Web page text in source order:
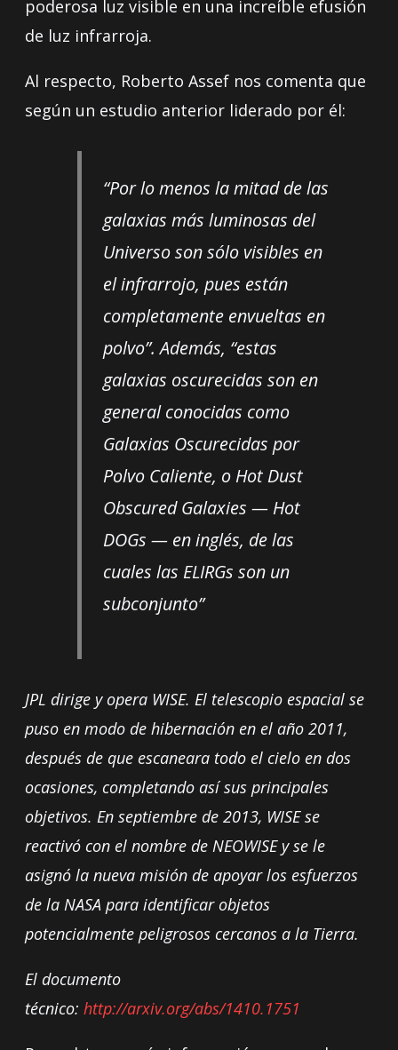
poderosa luz visible en una increíble efusión
de luz infrarroja.
Al respecto, Roberto Assef nos comenta que
según un estudio anterior liderado por él:
“Por lo menos la mitad de las
galaxias más luminosas del
Universo son sólo visibles en
el infrarrojo, pues están
completamente envueltas en
polvo”. Además, “estas
galaxias oscurecidas son en
general conocidas como
Galaxias Oscurecidas por
Polvo Caliente, o Hot Dust
Obscured Galaxies — Hot
DOGs — en inglés, de las
cuales las ELIRGs son un
subconjunto”
JPL dirige y opera WISE. El telescopio espacial se
puso en modo de hibernación en el año 2011,
después de que escaneara todo el cielo en dos
ocasiones, completando así sus principales
objetivos. En septiembre de 2013, WISE se
reactivó con el nombre de NEOWISE y se le
asignó la nueva misión de apoyar los esfuerzos
de la NASA para identificar objetos
potencialmente peligrosos cercanos a la Tierra.
El documento
técnico: http://arxiv.org/abs/1410.1751